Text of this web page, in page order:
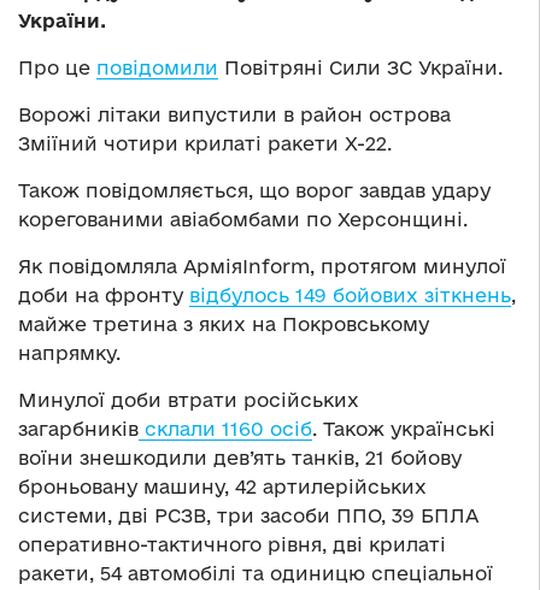
України.
Про це повідомили Повітряні Сили ЗС України.
Ворожі літаки випустили в район острова
Зміїний чотири крилаті ракети Х-22.
Також повідомляється, що ворог завдав удару
корегованими авіабомбами по Херсонщині.
Як повідомляла АрміяInform, протягом минулої
доби на фронту відбулось 149 бойових зіткнень,
майже третина з яких на Покровському
напрямку.
Минулої доби втрати російських
загарбників склали 1160 осіб. Також українські
воїни знешкодили дев’ять танків, 21 бойову
броньовану машину, 42 артилерійських
системи, дві РСЗВ, три засоби ППО, 39 БПЛА
оперативно-тактичного рівня, дві крилаті
ракети, 54 автомобілі та одиницю спеціальної